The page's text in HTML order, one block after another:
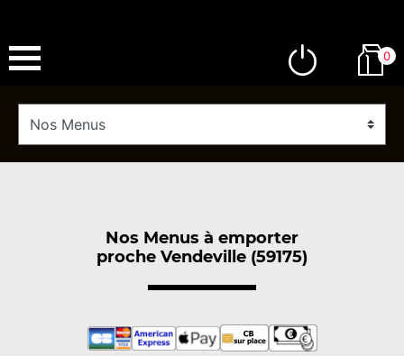
0
Nos Menus à emporter
proche Vendeville (59175)